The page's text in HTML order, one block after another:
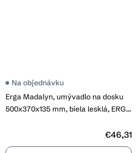
Erga Madalyn, umývadlo na dosku
500x370x135 mm, biela lesklá, ERG-
Na objednávku
€46,31